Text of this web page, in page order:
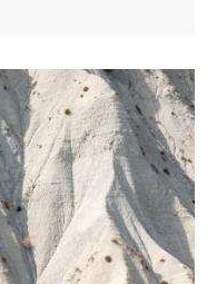
et des
des Alpes-de-
photographique.